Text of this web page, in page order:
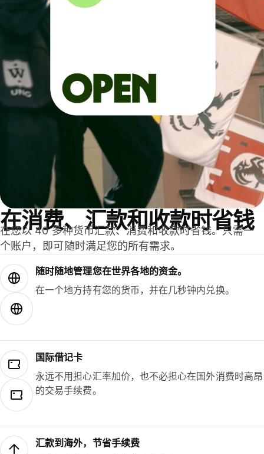
在消费、汇款和收款时省钱
在您以 40 多种货币汇款、消费和收款时省钱。只需一
个账户，即可随时满足您的所有需求。
随时随地管理您在世界各地的资金。
在一个地方持有您的货币，并在几秒钟内兑换。
国际借记卡
永远不用担心汇率加价，也不必担心在国外消费时高昂
的交易手续费。
汇款到海外，节省手续费